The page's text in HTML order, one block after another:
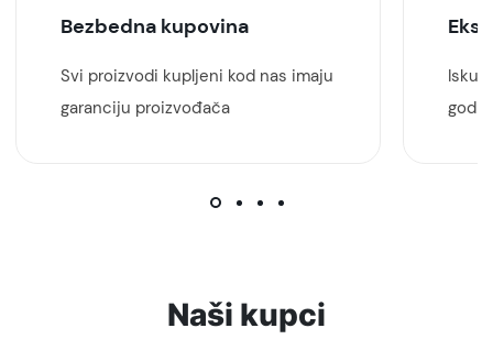
Bezbedna kupovina
Svi proizvodi kupljeni kod nas imaju
garanciju proizvođača
Naši kupci